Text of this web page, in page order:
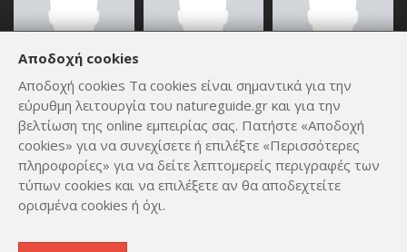
ΟΛΑ ΤΑ ΜΈΛΗ
Copyright © 2012 - 2026
Αποδοχή cookies
Αποδοχή cookies Τα cookies είναι σημαντικά για την
εύρυθμη λειτουργία του natureguide.gr και για την
βελτίωση της online εμπειρίας σας. Πατήστε «Αποδοχή
cookies» για να συνεχίσετε ή επιλέξτε «Περισσότερες
πληροφορίες» για να δείτε λεπτομερείς περιγραφές των
τύπων cookies και να επιλέξετε αν θα αποδεχτείτε
ορισμένα cookies ή όχι.